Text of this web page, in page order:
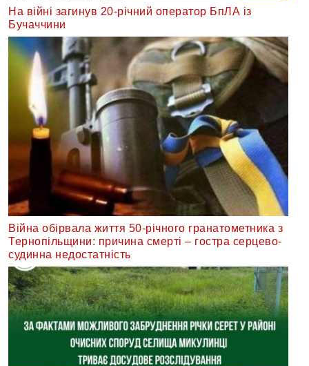
На війні загинув 20-річний оператор БпЛА із
Бучаччини
Війна обірвала життя 50-річного гранатометника з
Тернопільщини: причина смерті – гостра серцево-
судинна недостатність